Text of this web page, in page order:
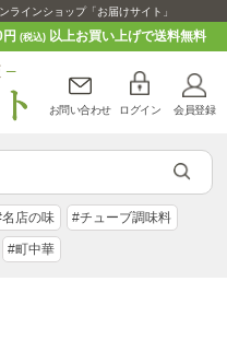
ラインショップ「お届けサイト」
(税込)以上お買い上げで送料無料
お問い合わせ ログイン 会員登録
名店の味 #チューブ調味料
#町中華